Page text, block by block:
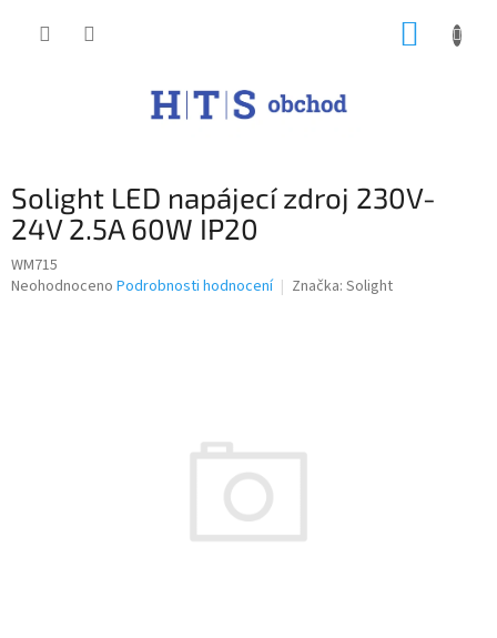
Solight LED napájecí zdroj 230V-
24V 2.5A 60W IP20
WM715
Průměrné
Neohodnoceno Podrobnosti hodnocení Značka: Solight